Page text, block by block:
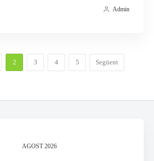
Admin
2 3 4 5 Següent
AGOST 2026